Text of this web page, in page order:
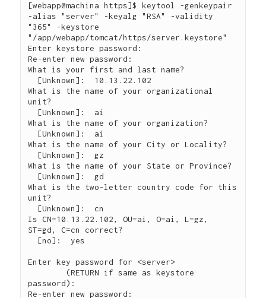
[webapp@machina https]$ keytool -genkeypair
-alias "server" -keyalg "RSA" -validity
"365" -keystore
"/app/webapp/tomcat/https/server.keystore"
Enter keystore password:
Re-enter new password:
What is your first and last name?
What is the name of your organizational
unit?
What is the name of your organization?
What is the name of your City or Locality?
What is the name of your State or Province?
What is the two-letter country code for this
unit?
Is CN=10.13.22.102, OU=ai, O=ai, L=gz,
ST=gd, C=cn correct?
Enter key password for <server>
password):
Re-enter new password: